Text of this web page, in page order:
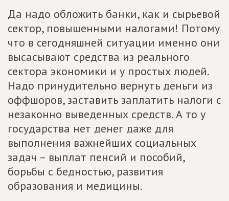
Да надо обложить банки, как и сырьевой
сектор, повышенными налогами! Потому
что в сегодняшней ситуации именно они
высасывают средства из реального
сектора экономики и у простых людей.
Надо принудительно вернуть деньги из
оффшоров, заставить заплатить налоги с
незаконно выведенных средств. А то у
государства нет денег даже для
выполнения важнейших социальных
задач – выплат пенсий и пособий,
борьбы с бедностью, развития
образования и медицины.